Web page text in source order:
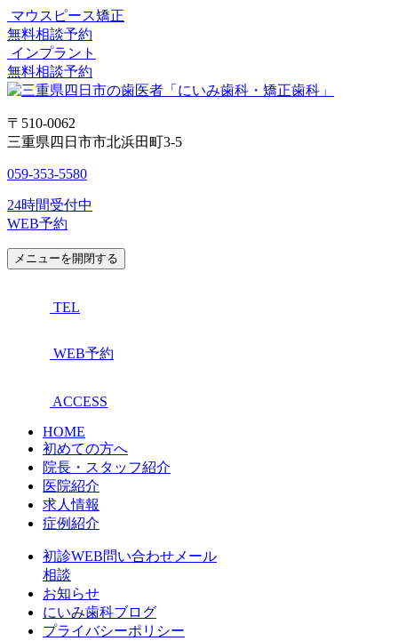
マウスピース矯正
無料相談予約
インプラント
無料相談予約
〒510-0062
三重県四日市市北浜田町3-5
059-353-5580
24時間受付中
WEB予約
メニューを開閉する
TEL
WEB予約
ACCESS
HOME
初めての方へ
院長・スタッフ紹介
医院紹介
求人情報
症例紹介
初診WEB問い合わせメール
相談
お知らせ
にいみ歯科ブログ
プライバシーポリシー